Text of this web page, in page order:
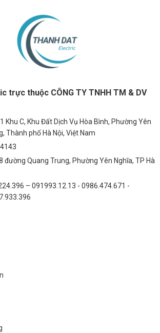
trực thuộc CÔNG TY TNHH TM & DV
Khu C, Khu Đất Dịch Vụ Hòa Bình, Phường Yên
Thành phố Hà Nội, Việt Nam
đường Quang Trung, Phường Yên Nghĩa, TP Hà
– 091993.12.13 - 0986.474.671 -